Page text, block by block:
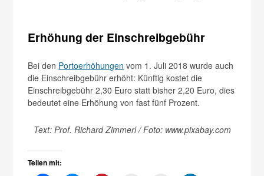
Erhöhung der Einschreibgebühr
Bei den Portoerhöhungen vom 1. Juli 2018 wurde auch
die Einschreibgebühr erhöht: Künftig kostet die
Einschreibgebühr 2,30 Euro statt bisher 2,20 Euro, dies
bedeutet eine Erhöhung von fast fünf Prozent.
Text: Prof. Richard Zimmerl / Foto: www.pixabay.com
Teilen mit: